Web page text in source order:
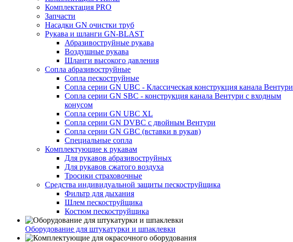
Комплектация PRO
Запчасти
Насадки GN очистки труб
Рукава и шланги GN-BLAST
Абразивоструйные рукава
Воздушные рукава
Шланги высокого давления
Сопла абразивоструйные
Сопла пескоструйные
Сопла серии GN UBC - Классическая конструкция канала Вентури
Сопла серии GN SBC - конструкция канала Вентури c входным
конусом
Сопла серии GN UBC XL
Сопла серии GN DVBC с двойным Вентури
Сопла серии GN GBC (вставки в рукав)
Специальные сопла
Комплектующие к рукавам
Для рукавов абразивоструйных
Для рукавов сжатого воздуха
Тросики страховочные
Средства индивидуальной защиты пескоструйщика
Фильтр для дыхания
Шлем пескоструйщика
Костюм пескоструйщика
Оборудование для штукатурки и шпаклевки